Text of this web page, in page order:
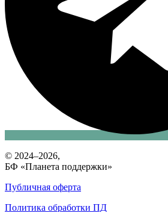
© 2024–2026,
БФ «Планета поддержки»
Публичная оферта
Политика обработки ПД